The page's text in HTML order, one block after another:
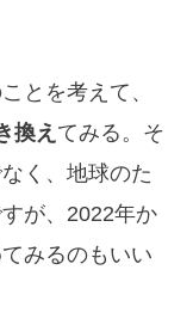
とを考えて、
換え てみる。そ
く、地球のた
が、2022年か
みるのもいい